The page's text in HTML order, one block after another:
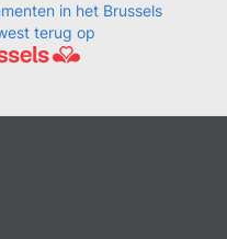
in het Brussels
terug op